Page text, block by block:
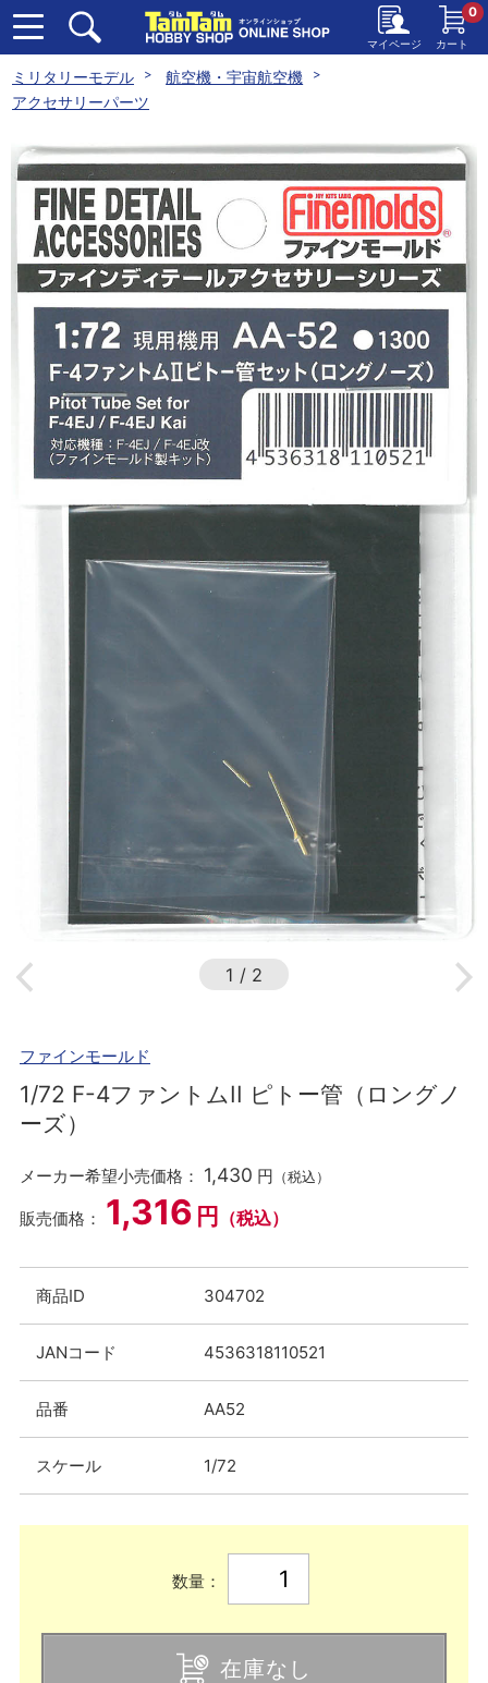
マイページ カート
0
ミリタリーモデル
航空機・宇宙航空機
アクセサリーパーツ
1 / 2
ファインモールド
1/72 F-4ファントムII ピトー管（ロングノ
ーズ）
メーカー希望小売価格： 1,430 円 （税込）
販売価格： 1,316 円 （税込）
商品ID 304702
JANコード 4536318110521
品番 AA52
スケール 1/72
数量：
在庫なし